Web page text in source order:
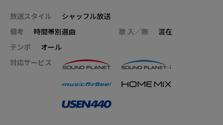
放送スタイル
シャッフル放送
備考
時間帯別選曲 歌 入／無
混在
テンポ
オール
対応サービス